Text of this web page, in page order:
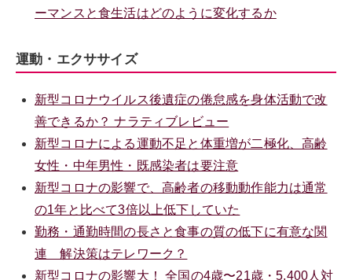
ーマンスと食生活はどのように変化するか
運動・エクササイズ
新型コロナウイルス後遺症の倦怠感を身体活動で改
善できるか？ ナラティブレビュー
新型コロナによる運動不足と体重増が二極化、高齢
女性・中年男性・既感染者は要注意
新型コロナの影響で、高齢者の移動動作能力は通常
の1年と比べて3倍以上低下していた
勤務・通勤時間の長さと食事の質の低下に有意な関
連 解決策はテレワーク？
新型コロナの影響大！ 全国の4歳〜21歳・5,400人対